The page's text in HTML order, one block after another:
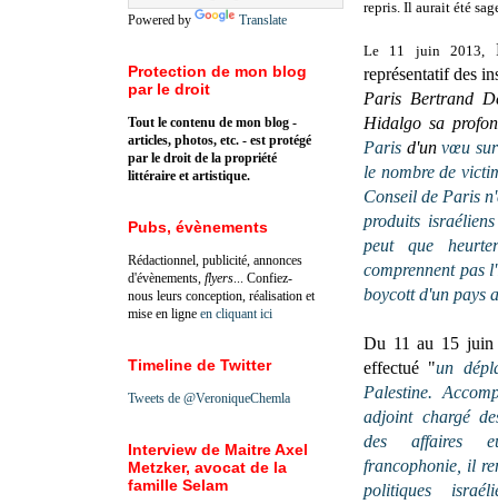
repris. Il aurait été
Le 11 juin 2013,
représentatif des
Paris Bertrand
Hidalgo sa
Paris d'unvœu
le nombre de
Conseil de Paris
produits
peut que
comprennent pas
boycott d'un pays
Du 11 au 15 juin
effectué "un
Palestine.
adjoint chargé
des affaires
francophonie, il
politiques
Powered by Translate
Protection de mon blog
par le droit
Tout le contenu de mon blog -
articles, photos, etc. - est protégé
par le droit de la propriété
littéraire et artistique.
Pubs, évènements
Rédactionnel, publicité, annonces
d'évènements, flyers ... Confiez-
nous leurs conception, réalisation et
mise en ligne en cliquant ici
Timeline de Twitter
Tweets de @VeroniqueChemla
Interview de Maitre Axel
Metzker, avocat de la
famille Selam